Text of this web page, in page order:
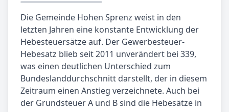
Die Gemeinde Hohen Sprenz weist in den
letzten Jahren eine konstante Entwicklung der
Hebesteuersätze auf. Der Gewerbesteuer-
Hebesatz blieb seit 2011 unverändert bei 339,
was einen deutlichen Unterschied zum
Bundeslanddurchschnitt darstellt, der in diesem
Zeitraum einen Anstieg verzeichnete. Auch bei
der Grundsteuer A und B sind die Hebesätze in